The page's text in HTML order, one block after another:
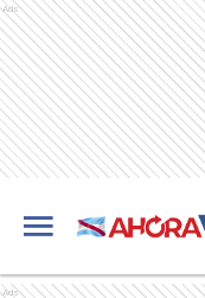
Ads
Ads